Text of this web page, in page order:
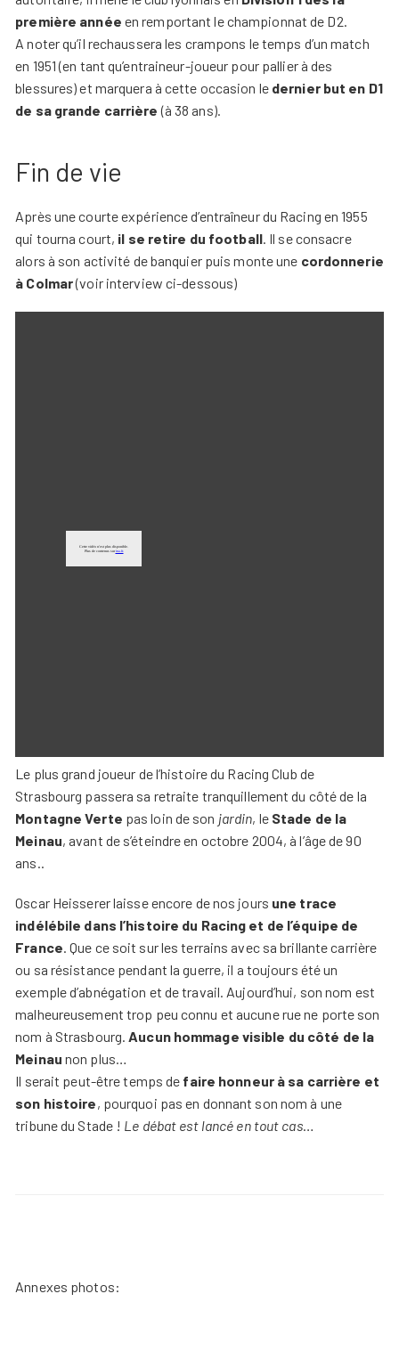
première année en remportant le championnat de D2.
A noter qu’il rechaussera les crampons le temps d’un match
en 1951 (en tant qu’entraineur-joueur pour pallier à des
blessures) et marquera à cette occasion le dernier but en D1
de sa grande carrière (à 38 ans).
Fin de vie
Après une courte expérience d’entraîneur du Racing en 1955
qui tourna court, il se retire du football. Il se consacre
alors à son activité de banquier puis monte une cordonnerie
à Colmar(voir interview ci-dessous)
Le plus grand joueur de l’histoire du Racing Club de
Strasbourg passera sa retraite tranquillement du côté de la
Montagne Verte pas loin de son jardin, le Stade de la
Meinau, avant de s’éteindre en octobre 2004, à l’âge de 90
ans..
Oscar Heisserer laisse encore de nos jours une trace
indélébile dans l’histoire du Racing et de l’équipe de
France. Que ce soit sur les terrains avec sa brillante carrière
ou sa résistance pendant la guerre, il a toujours été un
exemple d’abnégation et de travail. Aujourd’hui, son nom est
malheureusement trop peu connu et aucune rue ne porte son
nom à Strasbourg.Aucun hommage visible du côté de la
Meinau non plus…
Il serait peut-être temps de faire honneur à sa carrière et
son histoire, pourquoi pas en donnant son nom à une
tribune du Stade ! Le débat est lancé en tout cas…
Annexes photos: